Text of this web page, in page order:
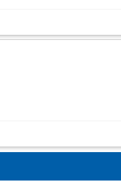
na podstawie dokumentów i ustaleń;
Kontrola dostaw materiałów na budowę w